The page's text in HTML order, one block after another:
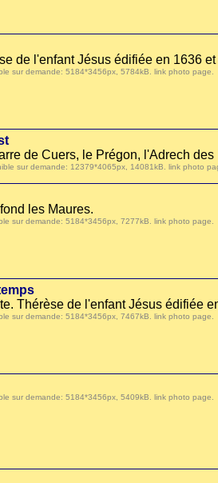
de l'enfant Jésus édifiée en 1636
sur demande: 5184*3456px, 5784kB. link photo page
de Cuers, le Prégon, l'Adrech
sur demande: 12379*4065px, 14081kB. link photo
les Maures.
sur demande: 5184*3456px, 7277kB. link photo page
Thérèse de l'enfant Jésus édifiée
sur demande: 5184*3456px, 7467kB. link photo page
sur demande: 5184*3456px, 5409kB. link photo page